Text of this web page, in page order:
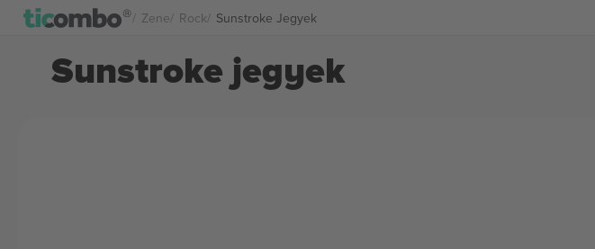
Zene Rock Sunstroke Jegyek
Sunstroke jegyek